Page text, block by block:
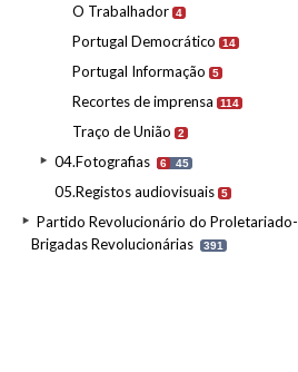
O Trabalhador 4
Portugal Democrático 14
Portugal Informação 5
Recortes de imprensa 114
Traço de União 2
04.Fotografias 6 45
05.Registos audiovisuais 5
Partido Revolucionário do Proletariado-
Brigadas Revolucionárias
391